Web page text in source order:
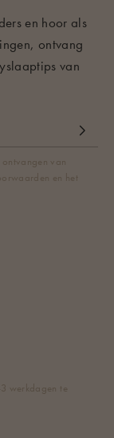
en hoor als
ontvang
van
van
en het
werkdagen te